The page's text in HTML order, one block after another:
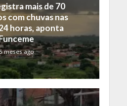
mais de 70
com chuvas nas
horas, aponta
meses ago